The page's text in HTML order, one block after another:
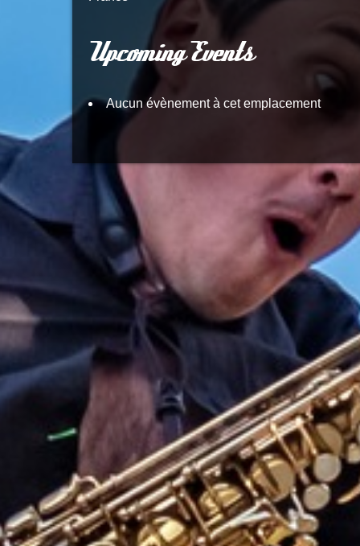
Upcoming Events
Aucun évènement à cet emplacement